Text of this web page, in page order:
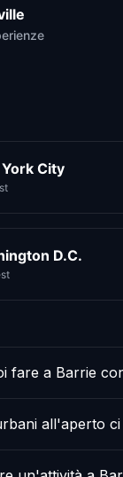
City
D.C.
fare a Barrie
all'aperto